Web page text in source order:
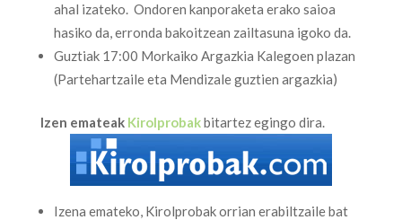
ahal izateko. Ondoren kanporaketa erako saioa
hasiko da, erronda bakoitzean zailtasuna igoko da.
Guztiak 17:00 Morkaiko Argazkia Kalegoen plazan
(Partehartzaile eta Mendizale guztien argazkia)
Izen emateak Kirolprobakbitartez egingo dira.
Izena emateko, Kirolprobak orrian erabiltzaile bat